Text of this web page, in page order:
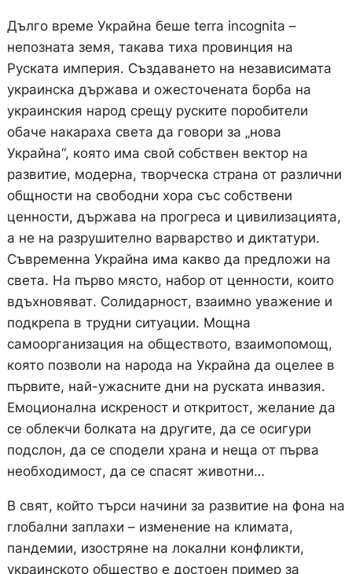
Дълго време Украйна беше terra incognita –
непозната земя, такава тиха провинция на
Руската империя. Създаването на независимата
украинска държава и ожесточената борба на
украинския народ срещу руските поробители
обаче накараха света да говори за „нова
Украйна“, която има свой собствен вектор на
развитие, модерна, творческа страна от различни
общности на свободни хора със собствени
ценности, държава на прогреса и цивилизацията,
а не на разрушително варварство и диктатури.
Съвременна Украйна има какво да предложи на
света. На първо място, набор от ценности, които
вдъхновяват. Солидарност, взаимно уважение и
подкрепа в трудни ситуации. Мощна
самоорганизация на обществото, взаимопомощ,
която позволи на народа на Украйна да оцелее в
първите, най-ужасните дни на руската инвазия.
Емоционална искреност и откритост, желание да
се облекчи болката на другите, да се осигури
подслон, да се сподели храна и неща от първа
необходимост, да се спасят животни…
В свят, който търси начини за развитие на фона на
глобални заплахи – изменение на климата,
пандемии, изостряне на локални конфликти,
украинското общество е достоен пример за